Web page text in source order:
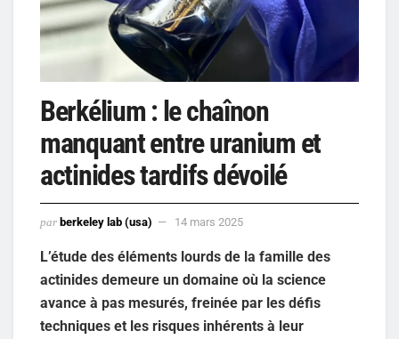
Berkélium : le chaînon
manquant entre uranium et
actinides tardifs dévoilé
par berkeley lab (usa) 14 mars 2025
L’étude des éléments lourds de la famille des
actinides demeure un domaine où la science
avance à pas mesurés, freinée par les défis
techniques et les risques inhérents à leur